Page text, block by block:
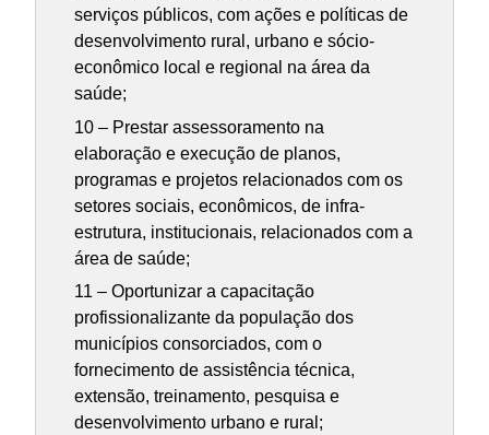
serviços públicos, com ações e políticas de
desenvolvimento rural, urbano e sócio-
econômico local e regional na área da
saúde;
10 – Prestar assessoramento na
elaboração e execução de planos,
programas e projetos relacionados com os
setores sociais, econômicos, de infra-
estrutura, institucionais, relacionados com a
área de saúde;
11 – Oportunizar a capacitação
profissionalizante da população dos
municípios consorciados, com o
fornecimento de assistência técnica,
extensão, treinamento, pesquisa e
desenvolvimento urbano e rural;